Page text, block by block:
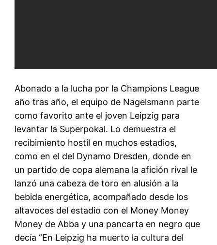
Abonado a la lucha por la Champions League
año tras año, el equipo de Nagelsmann parte
como favorito ante el joven Leipzig para
levantar la Superpokal. Lo demuestra el
recibimiento hostil en muchos estadios,
como en el del Dynamo Dresden, donde en
un partido de copa alemana la afición rival le
lanzó una cabeza de toro en alusión a la
bebida energética, acompañado desde los
altavoces del estadio con el Money Money
Money de Abba y una pancarta en negro que
decía “En Leipzig ha muerto la cultura del